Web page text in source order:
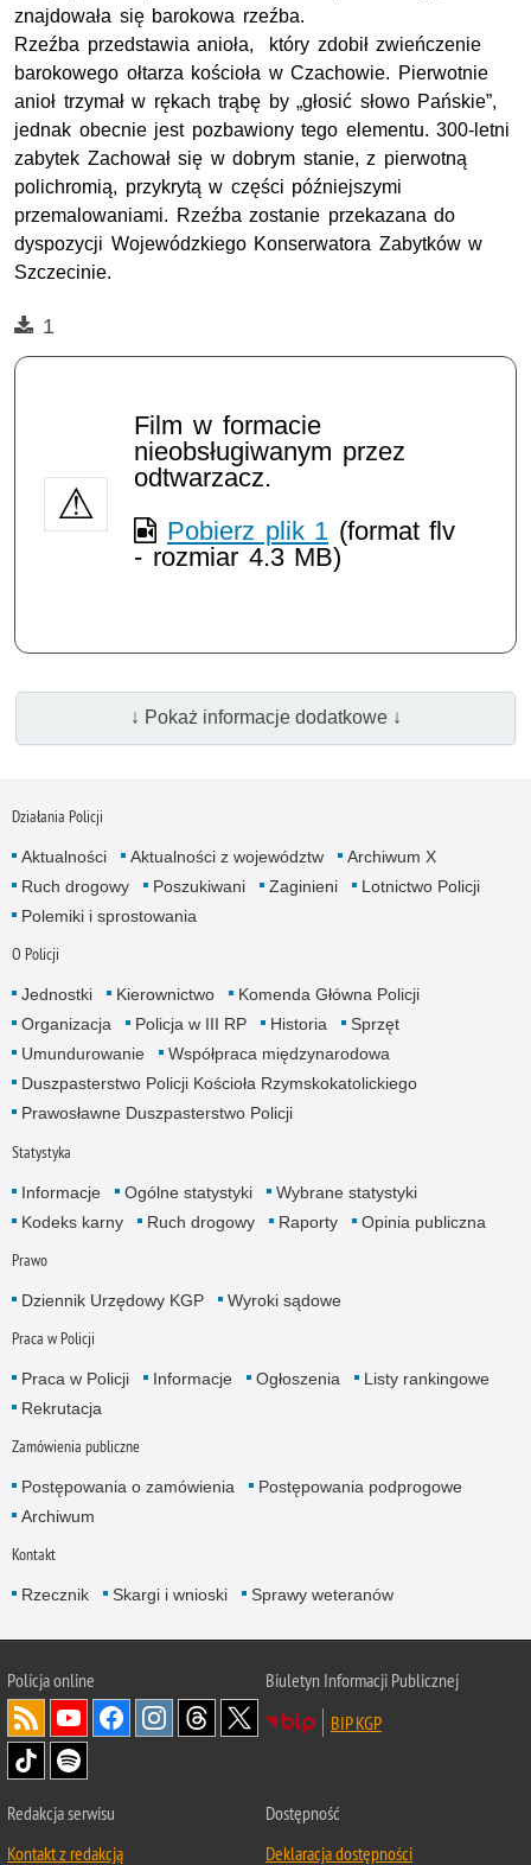
znajdowała się barokowa rzeźba.
Rzeźba przedstawia anioła, który zdobił zwieńczenie
barokowego ołtarza kościoła w Czachowie. Pierwotnie
anioł trzymał w rękach trąbę by „głosić słowo Pańskie”,
jednak obecnie jest pozbawiony tego elementu. 300-letni
zabytek Zachował się w dobrym stanie, z pierwotną
polichromią, przykrytą w części późniejszymi
przemalowaniami. Rzeźba zostanie przekazana do
dyspozycji Wojewódzkiego Konserwatora Zabytków w
Szczecinie.
Film
1
Film w formacie
nieobsługiwanym przez
odtwarzacz.
Pobierz plik 1 (format flv
- rozmiar 4.3 MB)
↓ Pokaż informacje dodatkowe ↓
Działania Policji
Aktualności Aktualności z województw
Archiwum X
Ruch drogowy
Poszukiwani Zaginieni
Lotnictwo Policji
Polemiki i sprostowania
O Policji
Jednostki Kierownictwo
Komenda Główna Policji
Organizacja
Policja w III RP Historia
Sprzęt
Umundurowanie
Współpraca międzynarodowa
Duszpasterstwo Policji Kościoła Rzymskokatolickiego
Prawosławne Duszpasterstwo Policji
Statystyka
Informacje Ogólne statystyki
Wybrane statystyki
Kodeks karny
Ruch drogowy Raporty Opinia publiczna
Prawo
Dziennik Urzędowy KGP Wyroki sądowe
Praca w Policji
Praca w Policji Informacje Ogłoszenia
Listy rankingowe
Rekrutacja
Zamówienia publiczne
Postępowania o zamówienia
Postępowania podprogowe
Archiwum
Kontakt
Rzecznik Skargi i wnioski Sprawy weteranów
Policjaonline
Biuletyn Informacji Publicznej
BIP KGP
Redakcja serwisu
Kontakt z redakcją
Dostępność
Deklaracja dostępności